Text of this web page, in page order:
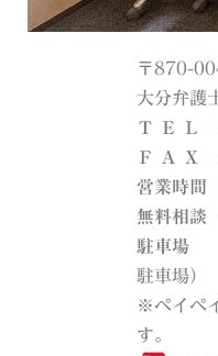
〒870-
大分弁護
Ｔ Ｅ Ｌ
Ｆ Ａ Ｘ
営業時間
無料相談
駐車場
駐車場）
※ペイペ
す。